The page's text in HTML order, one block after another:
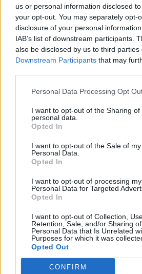
us or personal information disclosed
your opt-out. You may separately opt-
disclosure of your personal
IAB’s list of downstream participants.
also be disclosed by us to third parties
Downstream Participants that may
Personal Data Processing Opt
I want to opt-out of the Sharing of
personal data.
Opted In
I want to opt-out of the Sale of my
Personal Data.
Opted In
I want to opt-out of processing my
Personal Data for Targeted
Opted In
I want to opt-out of Collection,
Retention, Sale, and/or Sharing
Personal Data that Is Unrelated
Purposes for which it was
Opted Out
CONFIRM
Partager le fichier
cadeaux.txt sur le
réseaux sociaux:
Télécharger le
ux.txt